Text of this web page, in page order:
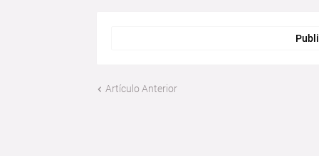
Artículo Anterior